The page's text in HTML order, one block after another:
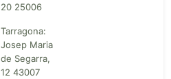
20 25006
Tarragona:
Josep Maria
de Segarra,
12 43007